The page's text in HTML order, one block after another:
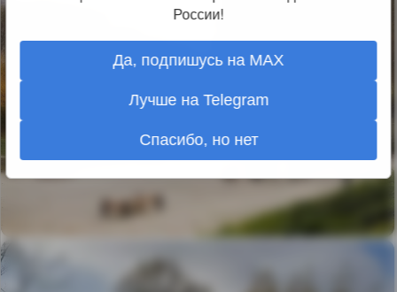
России!
Да, подпишусь на MAX
Лучше на Telegram
Спасибо, но нет